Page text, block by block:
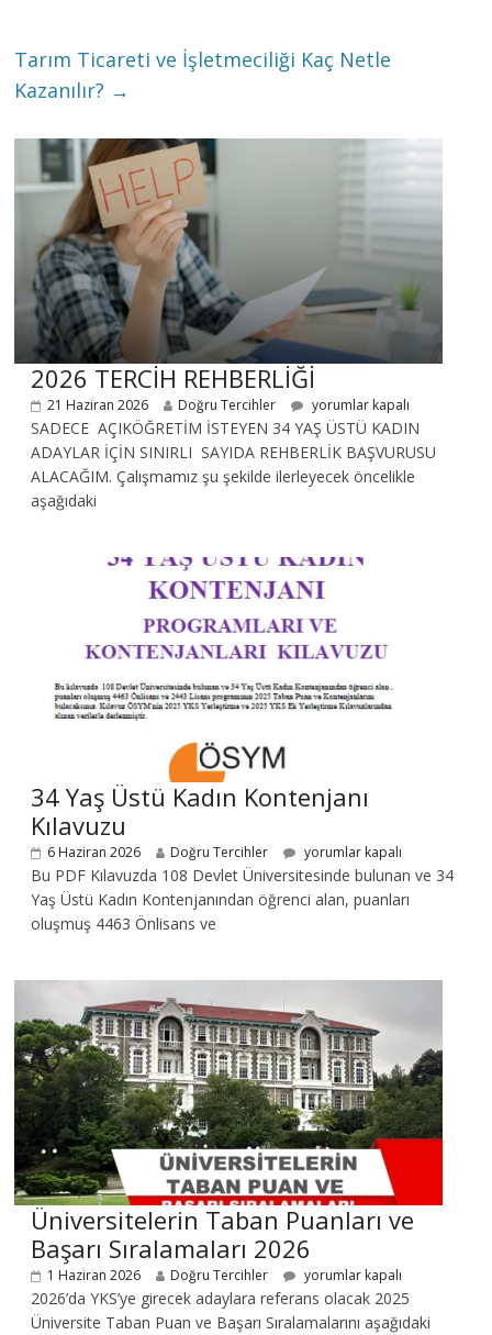
Tarım Ticareti ve İşletmeciliği Kaç Netle
Kazanılır? →
2026 TERCİH REHBERLİĞİ
21 Haziran 2026 Doğru Tercihler yorumlar kapalı
SADECE AÇIKÖĞRETİM İSTEYEN 34 YAŞ ÜSTÜ KADIN
ADAYLAR İÇİN SINIRLI SAYIDA REHBERLİK BAŞVURUSU
ALACAĞIM. Çalışmamız şu şekilde ilerleyecek öncelikle
aşağıdaki
34 Yaş Üstü Kadın Kontenjanı
Kılavuzu
6 Haziran 2026 Doğru Tercihler yorumlar kapalı
Bu PDF Kılavuzda 108 Devlet Üniversitesinde bulunan ve 34
Yaş Üstü Kadın Kontenjanından öğrenci alan, puanları
oluşmuş 4463 Önlisans ve
Üniversitelerin Taban Puanları ve
Başarı Sıralamaları 2026
1 Haziran 2026 Doğru Tercihler yorumlar kapalı
2026’da YKS’ye girecek adaylara referans olacak 2025
Üniversite Taban Puan ve Başarı Sıralamalarını aşağıdaki